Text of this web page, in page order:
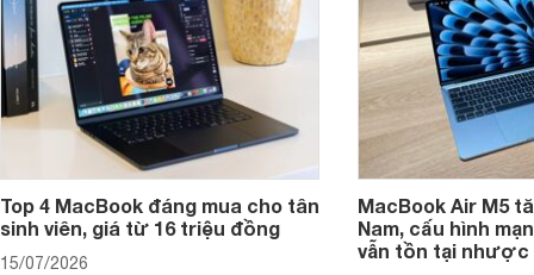
Top 4 MacBook đáng mua cho tân
sinh viên, giá từ 16 triệu đồng
15/07/2026
MacBook Air M5
Nam, cấu hình
vẫn tồn tại nhược